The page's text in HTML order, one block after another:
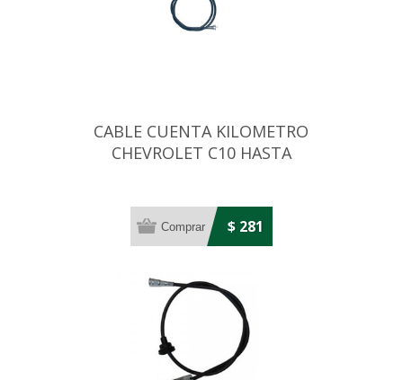
CABLE CUENTA KILOMETRO
CHEVROLET C10 HASTA
$ 281